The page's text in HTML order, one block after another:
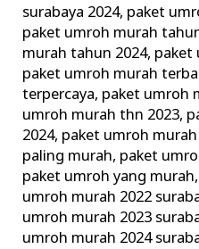
surabaya 2024, paket
paket umroh murah
murah tahun 2024, paket
paket umroh murah
terpercaya, paket umroh
umroh murah thn 2023,
2024, paket umroh
paling murah, paket
paket umroh yang murah,
umroh murah 2022
umroh murah 2023
umroh murah 2024